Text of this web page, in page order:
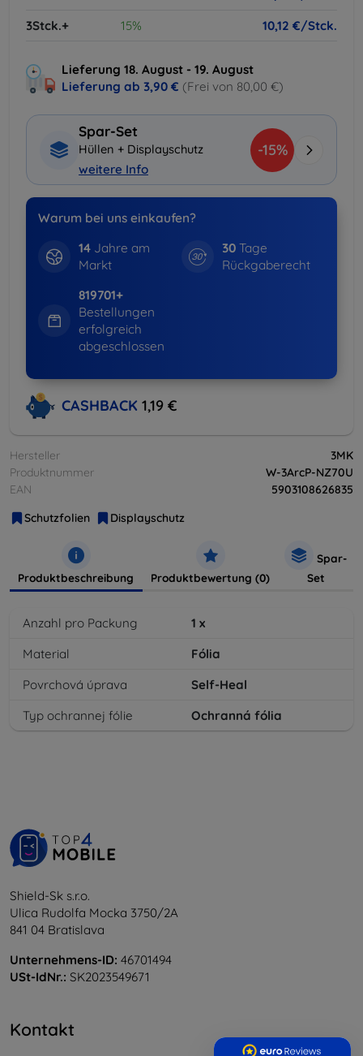
3Stck.+
15% 10,12 €/Stck.
Lieferung 18. August - 19. August
Lieferung ab 3,90 € (Frei von 80,00 €)
Spar-Set
Hüllen + Displayschutz
weitere Info
-15%
Warum bei uns einkaufen?
14Jahre am
Markt
30 Tage
Rückgaberecht
819701+
Bestellungen
erfolgreich
abgeschlossen
CASHBACK 1,19 €
Hersteller
3MK
Produktnummer
W-3ArcP-NZ70U
EAN
5903108626835
Schutzfolien
Displayschutz
Produktbeschreibung Produktbewertung (0)
Spar-
Set
Anzahl pro Packung 1 x
Material
Fólia
Povrchová úprava
Self-Heal
Typ ochrannej fólie
Ochranná fólia
Shield-Sk s.r.o.
Ulica Rudolfa Mocka 3750/2A
841 04 Bratislava
Unternehmens-ID: 46701494
USt-IdNr.: SK2023549671
Kontakt